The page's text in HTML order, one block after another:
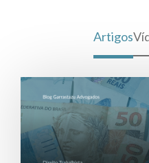
Artigos